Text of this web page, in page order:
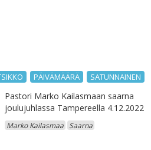
PÄIVÄMÄÄRÄ SATUNNAINEN
Pastori Marko Kailasmaan saarna
joulujuhlassa Tampereella 4.12.2022
Marko Kailasmaa Saarna